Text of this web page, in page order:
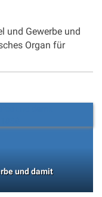
und Gewerbe und
Organ für
und damit